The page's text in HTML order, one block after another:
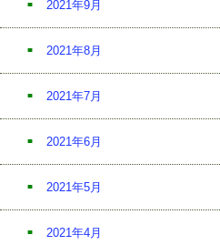
2021年9月
2021年8月
2021年7月
2021年6月
2021年5月
2021年4月